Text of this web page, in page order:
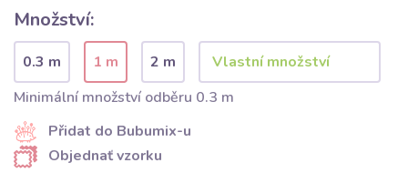
Množství:
0.3 m 1 m
2 m
Minimální množství odběru 0.3 m
Přidat do Bubumix-u
Objednať vzorku